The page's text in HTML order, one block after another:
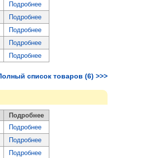
Подробнее
Подробнее
Подробнее
Подробнее
Подробнее
список товаров (6) >>>
Подробнее
Подробнее
Подробнее
Подробнее